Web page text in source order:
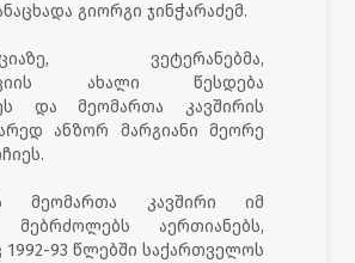
გიორგი ჯინჭარაძემ.
ვეტერანებმა,
ახალი წესდება
და მეომართა კავშირის
ანზორ მარგიანი მეორე
მეომართა კავშირი იმ
აერთიანებს,
93 წლებში საქართველოს